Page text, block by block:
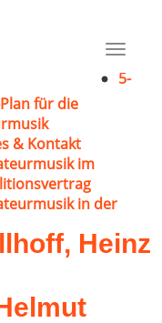
Toggle
Wilhelm
Heinz
5-
für die
& Kontakt
im
in der